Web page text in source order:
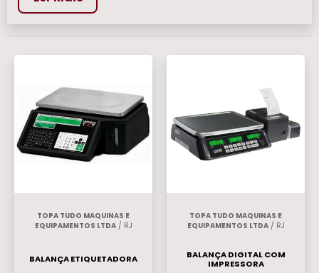
realizar um orçamento de balança para
padaria com etiquetadora​, clique em um ou
mais dos anuciantes a seguir:
Balanca de Mala|
Balanças Para Pesar
Comida|Balanca Digital 150 kg|Balanca
Analógicas
TOPA TUDO MAQUINAS E
EQUIPAMENTOS LTDA/ RJ
BALANÇA ETIQUETADORA
TOPA TUDO MAQUINAS E
EQUIPAMENTOS LTDA/ RJ
BALANÇA DIGITAL COM
IMPRESSORA